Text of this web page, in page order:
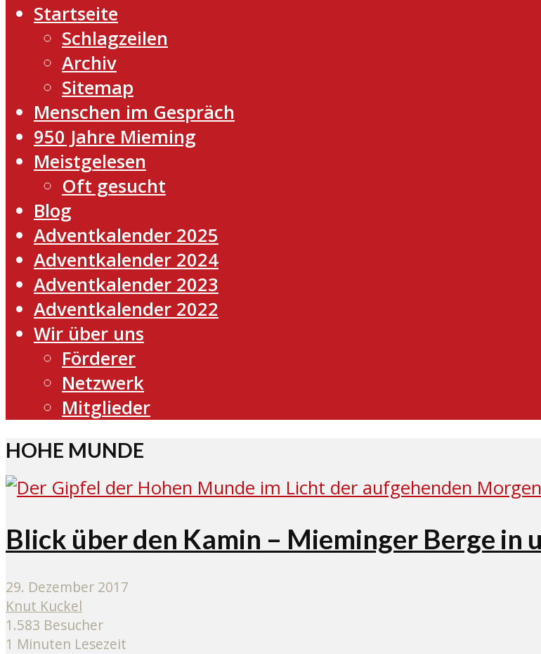
Startseite
Schlagzeilen
Archiv
Sitemap
Menschen im Gespräch
950 Jahre Mieming
Meistgelesen
Oft gesucht
Blog
Adventkalender 2025
Adventkalender 2024
Adventkalender 2023
Adventkalender 2022
Wir über uns
Förderer
Netzwerk
Mitglieder
HOHE MUNDE
Blick über den Kamin – Mieminger Berge in
29. Dezember 2017
Knut Kuckel
1.583 Besucher
1 Minuten Lesezeit